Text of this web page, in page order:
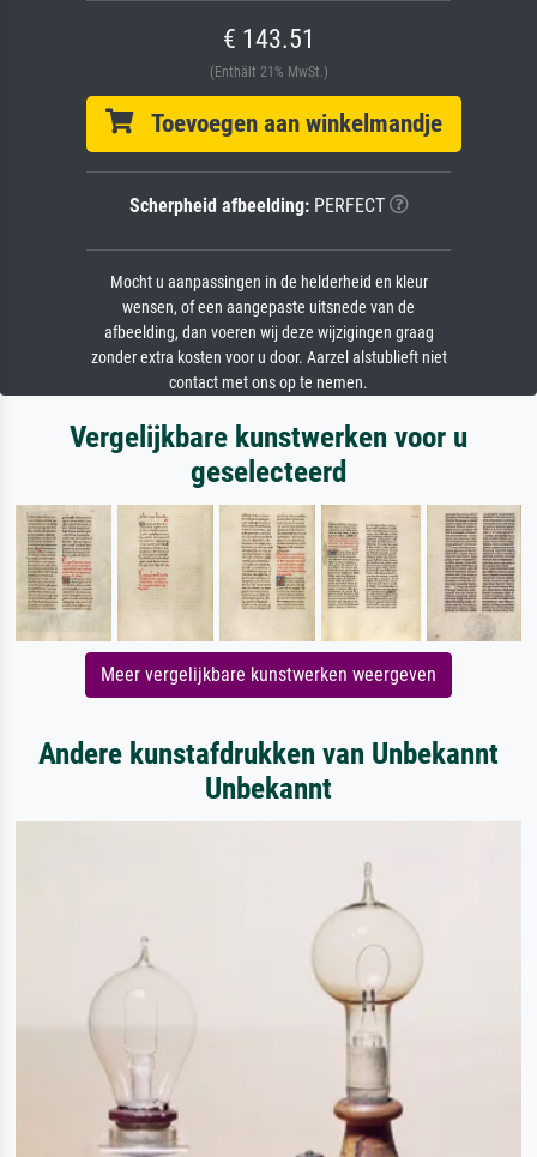
€ 143.51
(Enthält 21% MwSt.)
Toevoegen aan winkelmandje
Scherpheid afbeelding:PERFECT
Mocht u aanpassingen in de helderheid en kleur
wensen, of een aangepaste uitsnede van de
afbeelding, dan voeren wij deze wijzigingen graag
zonder extra kosten voor u door. Aarzel alstublieft niet
contact met ons op te nemen.
Vergelijkbare kunstwerken voor u
geselecteerd
Meer vergelijkbare kunstwerken weergeven
Andere kunstafdrukken van Unbekannt
Unbekannt